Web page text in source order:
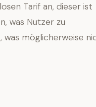
Tarif an, dieser ist
was Nutzer zu
möglicherweise